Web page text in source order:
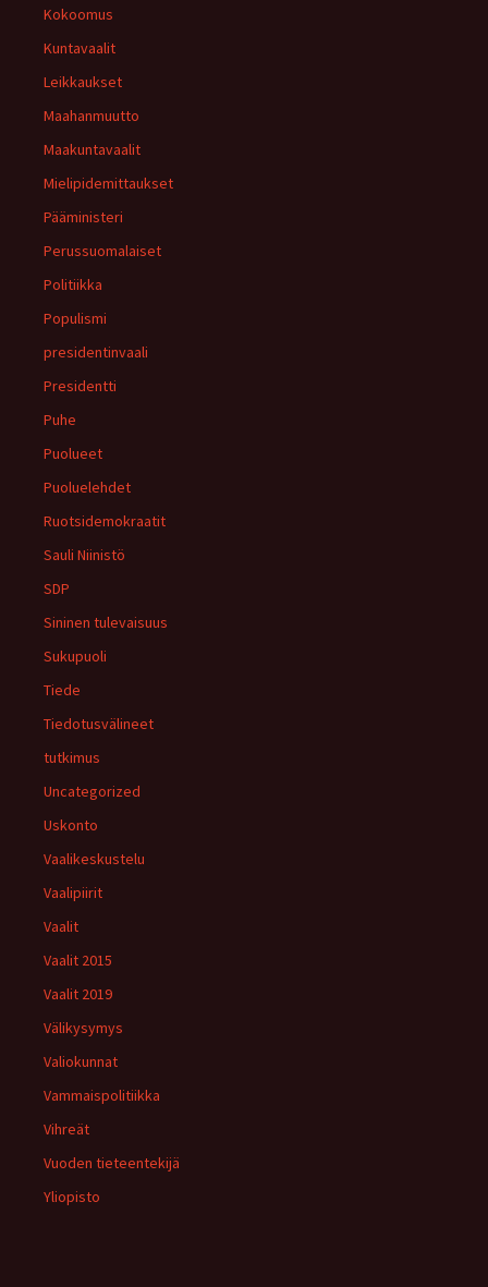
Kokoomus
Kuntavaalit
Leikkaukset
Maahanmuutto
Maakuntavaalit
Mielipidemittaukset
Pääministeri
Perussuomalaiset
Politiikka
Populismi
presidentinvaali
Presidentti
Puhe
Puolueet
Puoluelehdet
Ruotsidemokraatit
Sauli Niinistö
SDP
Sininen tulevaisuus
Sukupuoli
Tiede
Tiedotusvälineet
tutkimus
Uncategorized
Uskonto
Vaalikeskustelu
Vaalipiirit
Vaalit
Vaalit 2015
Vaalit 2019
Välikysymys
Valiokunnat
Vammaispolitiikka
Vihreät
Vuoden tieteentekijä
Yliopisto